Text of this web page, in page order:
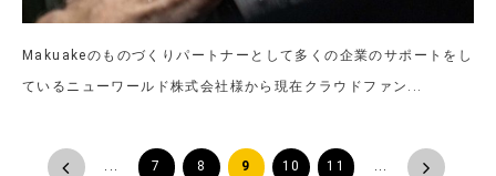
Makuakeのものづくりパートナーとして多くの企業のサポートをし
ているニューワールド株式会社様から現在クラウドファン...
< ... 7 8 9 10 11 ... >